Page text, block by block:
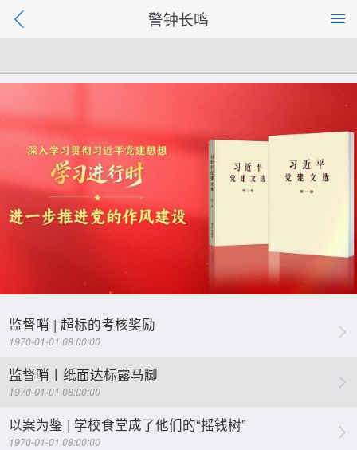
警钟长鸣
监督哨 | 超标的考核奖励
1970-01-01 08:00:00
监督哨丨纸面达标露马脚
1970-01-01 08:00:00
以案为鉴 | 学校食堂成了他们的“摇钱树”
1970-01-01 08:00:00